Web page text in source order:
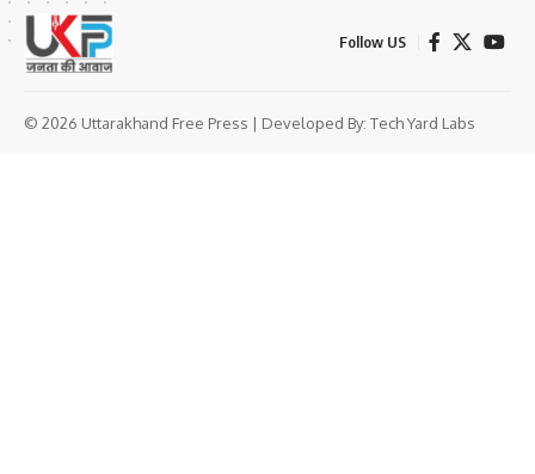
Follow US
© 2026 Uttarakhand Free Press | Developed By: Tech Yard Labs